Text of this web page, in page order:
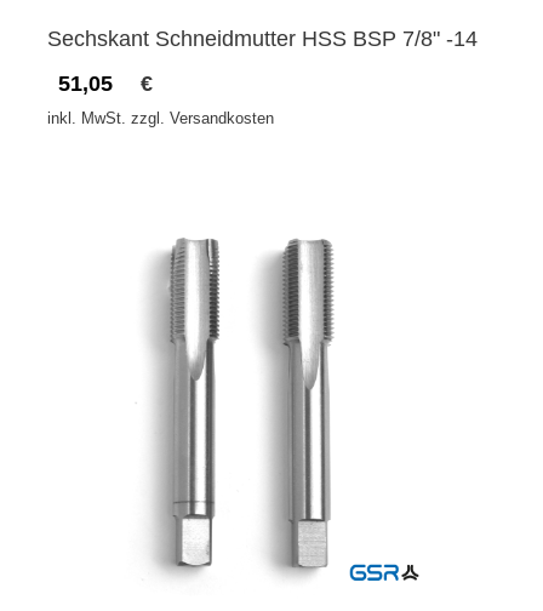
Sechskant Schneidmutter HSS BSP 7/8" -14
51,05
€
inkl. MwSt. zzgl. Versandkosten